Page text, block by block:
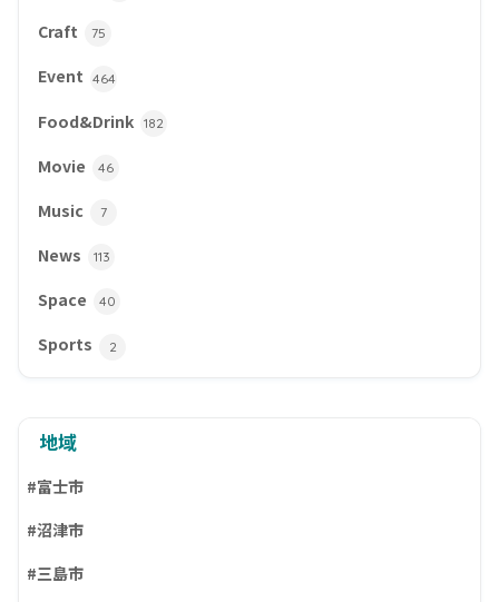
Craft 75
Event 464
Food&Drink 182
Movie 46
Music 7
News 113
Space 40
Sports 2
地域
#富士市
#沼津市
#三島市